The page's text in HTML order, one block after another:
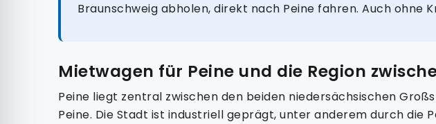
Braunschweig abholen, direkt nach Peine fahren. Auch ohne
Mietwagen für Peine und die Region
Peine liegt zentral zwischen den beiden niedersächsischen
Peine. Die Stadt ist industriell geprägt, unter anderem durch